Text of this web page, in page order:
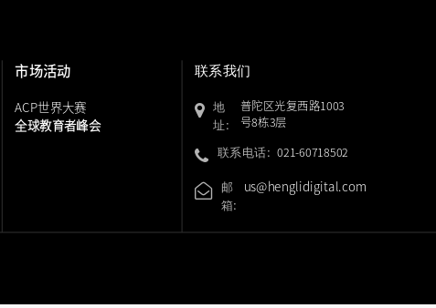
市场活动
ACP世界大赛
全球教育者峰会
联系我们
地
址:
普陀区光复西路1003
号8栋3层
联系电话: 021-60718502
邮
箱:
us@henglidigital.com